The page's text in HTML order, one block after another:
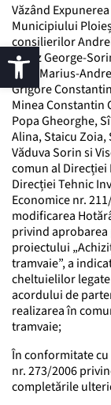
Văzând
Municipiului
consilierilor
Botez George-
Dinu Marius-
Grigore
Minea Constantin
Popa Gheorghe,
Alina, Staicu
Văduva Sorin si
comun al Direcției
Direcției Tehnic
Economice nr.
modificarea
privind
proiectului
tramvaie”, a
cheltuielilor
acordului de
realizarea în
tramvaie;
În conformitate cu
nr. 273/2006
completările